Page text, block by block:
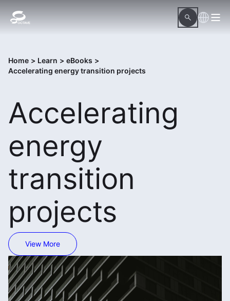
Home > Learn > eBooks >
Accelerating energy transition projects
Accelerating
energy
transition
projects
View More